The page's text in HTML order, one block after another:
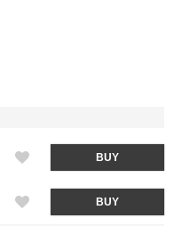
BUY
BUY